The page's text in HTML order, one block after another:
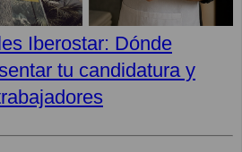
Iberostar: Dónde
tu candidatura y